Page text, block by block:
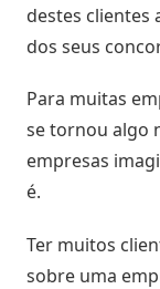
Pedido
Off-
Saldo
Flex
parceiro
integrado
Sellentt
destes clientes
dos seus
Para muitas
se tornou algo
empresas
é.
Ter muitos
sobre uma